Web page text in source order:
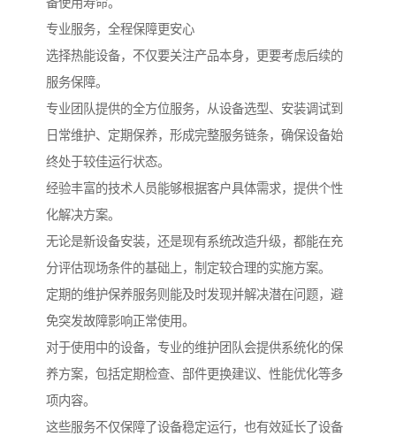
备使用寿命。
专业服务，全程保障更安心
选择热能设备，不仅要关注产品本身，更要考虑后续的
服务保障。
专业团队提供的全方位服务，从设备选型、安装调试到
日常维护、定期保养，形成完整服务链条，确保设备始
终处于较佳运行状态。
经验丰富的技术人员能够根据客户具体需求，提供个性
化解决方案。
无论是新设备安装，还是现有系统改造升级，都能在充
分评估现场条件的基础上，制定较合理的实施方案。
定期的维护保养服务则能及时发现并解决潜在问题，避
免突发故障影响正常使用。
对于使用中的设备，专业的维护团队会提供系统化的保
养方案，包括定期检查、部件更换建议、性能优化等多
项内容。
这些服务不仅保障了设备稳定运行，也有效延长了设备